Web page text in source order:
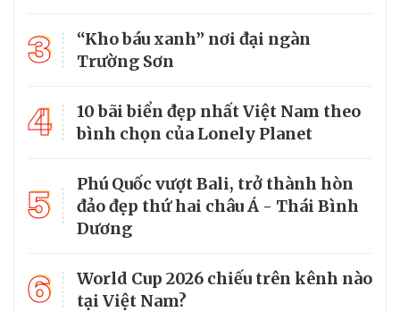
3
“Kho báu xanh” nơi đại ngàn
Trường Sơn
4
10 bãi biển đẹp nhất Việt Nam theo
bình chọn của Lonely Planet
5
Phú Quốc vượt Bali, trở thành hòn
đảo đẹp thứ hai châu Á - Thái Bình
Dương
6
World Cup 2026 chiếu trên kênh nào
tại Việt Nam?